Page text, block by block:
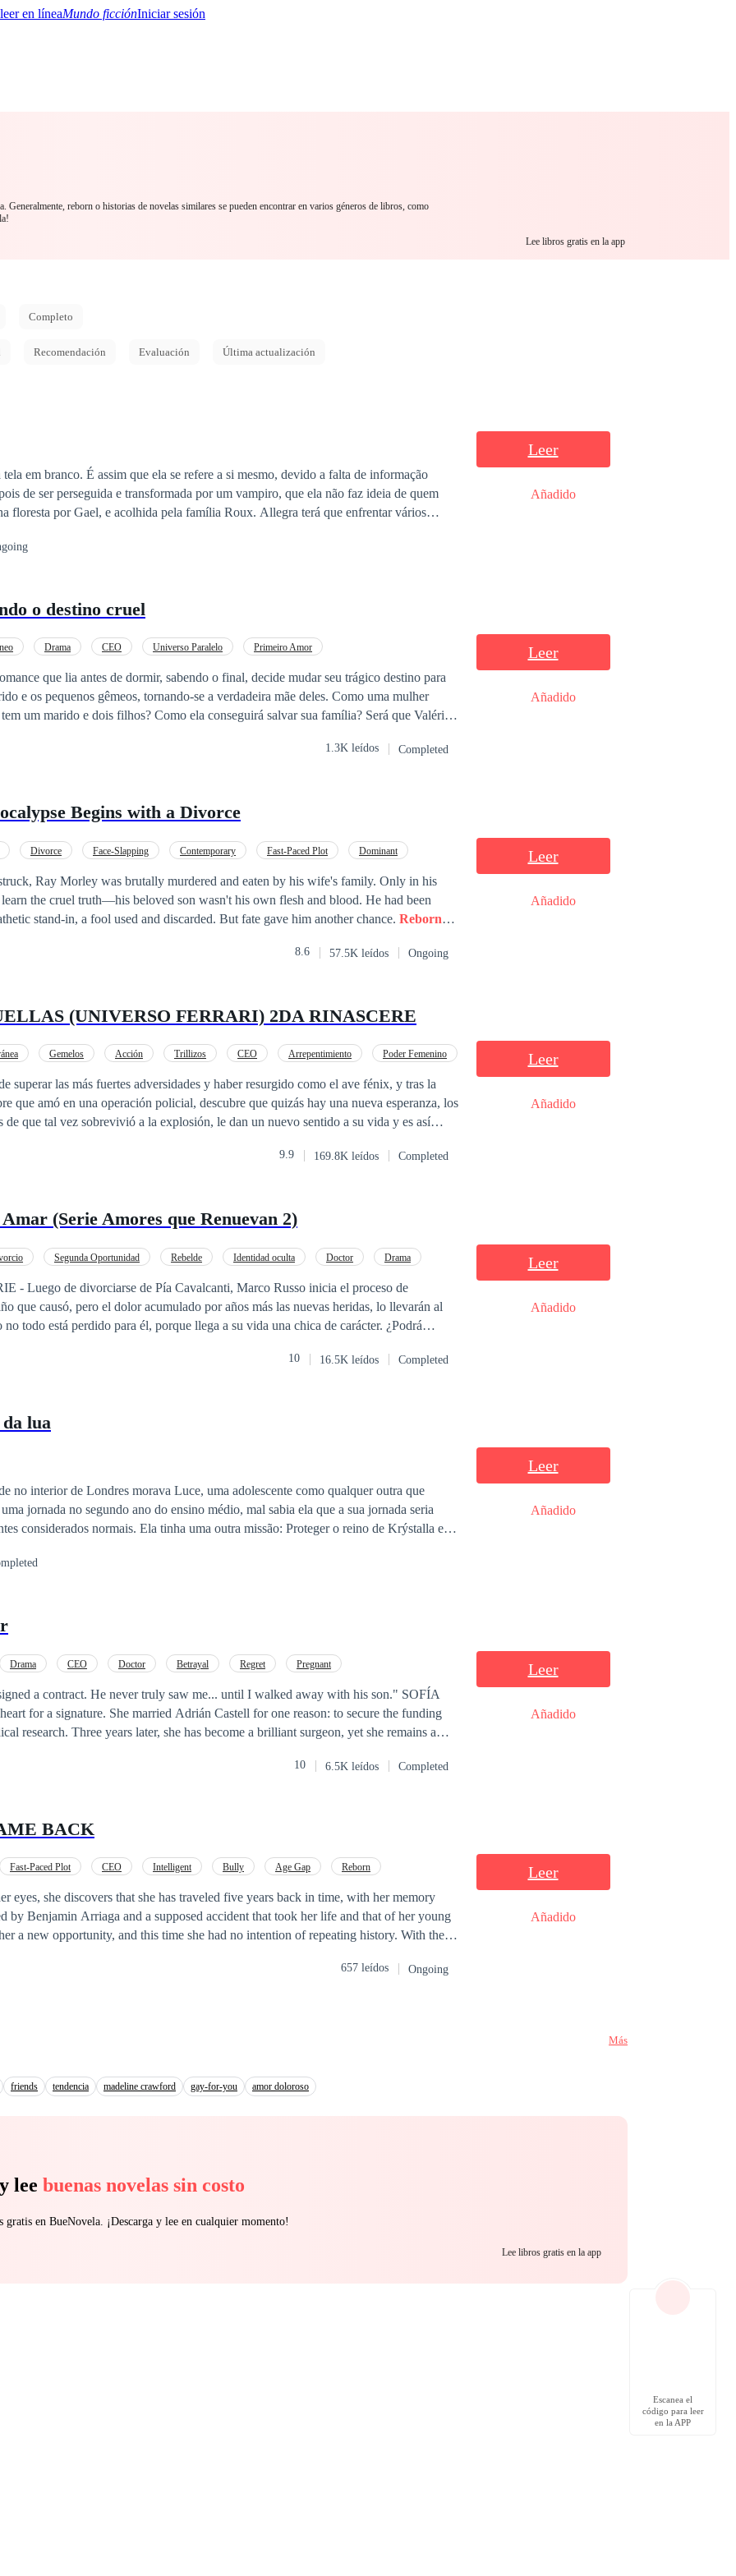
Mundo ficciónIniciar sesión
Generalmente, reborn o historias de novelas similares se pueden encontrar en varios géneros de libros, como
Lee libros gratis en la app
Completo
Recomendación Evaluación Última actualización
em branco. É assim que ela se refere a si mesmo, devido a falta de informação
Gael, e acolhida pela família Roux. Allegra terá que enfrentar vários
outros, com uma beleza encantadora e dons que ninguém jamais viu, que trarão ainda
Leer
Añadido
o destino cruel
Drama CEO Universo Paralelo Primeiro Amor
que lia antes de dormir, sabendo o final, decide mudar seu trágico destino para
pequenos gêmeos, tornando-se a verdadeira mãe deles. Como uma mulher
Como ela conseguirá salvar sua família? Será que Valéria
1.3K leídos Completed
Leer
Añadido
Begins with a Divorce
Divorce Face-Slapping Contemporary Fast-Paced Plot
Dominant
Ray Morley was brutally murdered and eaten by his wife's family. Only in his
the cruel truth—his beloved son wasn't his own flesh and blood. He had been
nothing more than a pathetic stand-in, a fool used and discarded. But fate gave him another chance. Reborn
a massive
more weakness. This time, Ray would rise above it all.
8.6 57.5K leídos Ongoing
Leer
Añadido
(UNIVERSO FERRARI) 2DA RINASCERE
Gemelos Acción Trillizos CEO Arrepentimiento
Poder Femenino
las más fuertes adversidades y haber resurgido como el ave fénix, y tras la
que amó en una operación policial, descubre que quizás hay una nueva esperanza, los
de que tal vez sobrevivió a la explosión, le dan un nuevo sentido a su vida y es así
tras su huella ¿Estará vivo Felipe? De estar vivo ¿Por qué huyó de su familia?
9.9 169.8K leídos Completed
Leer
Añadido
(Serie Amores que Renuevan 2)
Segunda Oportunidad Rebelde Identidad oculta Doctor
Drama
- Luego de divorciarse de Pía Cavalcanti, Marco Russo inicia el proceso de
que causó, pero el dolor acumulado por años más las nuevas heridas, lo llevarán al
todo está perdido para él, porque llega a su vida una chica de carácter. ¿Podrá
10 16.5K leídos Completed
Leer
Añadido
lua
no interior de Londres morava Luce, uma adolescente como qualquer outra que
jornada no segundo ano do ensino médio, mal sabia ela que a sua jornada seria
considerados normais. Ela tinha uma outra missão: Proteger o reino de Krýstalla e
causa de um amor proibido que aconteceu há milhares de anos atrás entre o sol e a
Leer
Añadido
Drama CEO Doctor Betrayal Regret Pregnant
a contract. He never truly saw me... until I walked away with his son." SOFÍA
for a signature. She married Adrián Castell for one reason: to secure the funding
research. Three years later, she has become a brilliant surgeon, yet she remains a
the life she built on silence begins to crumble. The news brings two devastating
of a hollow surname, or will she find the courage to disappear and build a world
strength it takes to be rebornwhen everything falls apart.
10 6.5K leídos Completed
Leer
Añadido
BACK
Fast-Paced Plot CEO Intelligent Bully Age Gap
Reborn
eyes, she discovers that she has traveled five years back in time, with her memory
by Benjamin Arriaga and a supposed accident that took her life and that of her young
a new opportunity, and this time she had no intention of repeating history. With the
led her to an ambitious project. When Isabella discovered evidence of corruption
657 leídos Ongoing
Leer
Añadido
Más
friends tendencia madeline crawford gay-for-you amor doloroso
lee buenas novelas sin costo
gratis en BueNovela. ¡Descarga y lee en cualquier momento!
Lee libros gratis en la app
Escanea el
código para leer
en la APP